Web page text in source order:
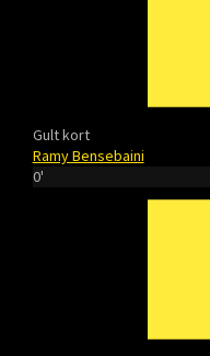
Gult kort
Ramy Bensebaini
0'